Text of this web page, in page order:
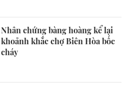
Nhân chứng bàng hoàng kể lại
khoảnh khắc chợ Biên Hòa bốc
cháy